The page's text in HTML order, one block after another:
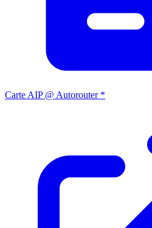
Carte AIP @ Autorouter *